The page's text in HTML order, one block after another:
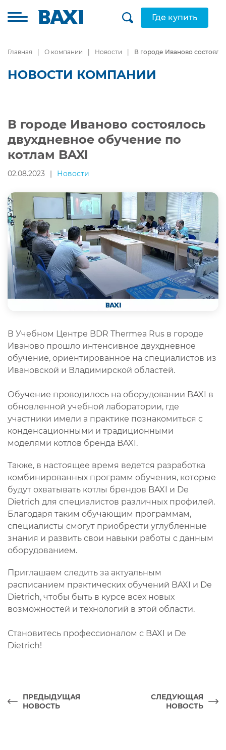
Где купить
Главная О компании Новости В городе Иваново
НОВОСТИ КОМПАНИИ
В городе Иваново состоялось
двухдневное обучение по
котлам BAXI
02.08.2023 | Новости
В Учебном Центре BDR Thermea Rus в городе
Иваново прошло интенсивное двухдневное
обучение, ориентированное на специалистов из
Ивановской и Владимирской областей.
Обучение проводилось на оборудовании BAXI в
обновленной учебной лаборатории, где
участники имели а практике познакомиться с
конденсационными и традиционными
моделями котлов бренда BAXI.
Также, в настоящее время ведется разработка
комбинированных программ обучения, которые
будут охватывать котлы брендов BAXI и De
Dietrich для специалистов различных профилей.
Благодаря таким обучающим программам,
специалисты смогут приобрести углубленные
знания и развить свои навыки работы с данным
оборудованием.
Приглашаем следить за актуальным
расписанием практических обучений BAXI и De
Dietrich, чтобы быть в курсе всех новых
возможностей и технологий в этой области.
Становитесь профессионалом с BAXI и De
Dietrich!
ПРЕДЫДУЩАЯ
НОВОСТЬ
СЛЕДУЮЩАЯ
НОВОСТЬ